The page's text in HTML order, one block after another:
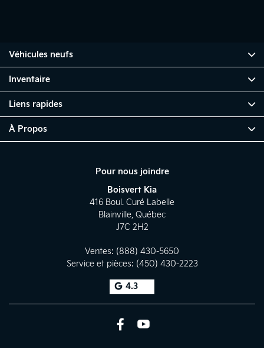
Pour nous joindre
Boisvert Kia
416 Boul. Curé Labelle
Blainville, Québec
J7C 2H2
Ventes: (888) 430-5650
Service et pièces: (450) 430-2223
4.3
Véhicules neufs
Inventaire
Liens rapides
À Propos